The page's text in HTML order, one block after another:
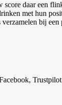
daar een
met hun
bij